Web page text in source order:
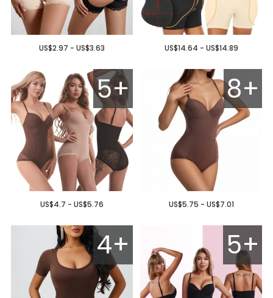
US$2.97 - US$3.63 US$14.64 - US$14.89
5+
US$4.7 - US$5.76
8+
US$5.75 - US$7.01
4+ 5+